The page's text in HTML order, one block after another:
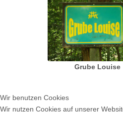
Grube Louise
Wir benutzen Cookies
Wir nutzen Cookies auf unserer